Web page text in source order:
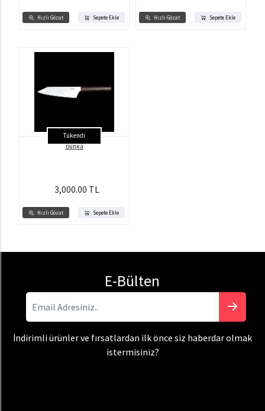
Hızlı Gözat Sepete Ekle Hızlı Gözat Sepete Ekle
Tükendi
Hızlı Gözat Sepete Ekle
bunka
3,000.00 TL
E-Bülten
İndirimli ürünler ve fırsatlardan ilk önce siz haberdar olmak
istermisiniz?